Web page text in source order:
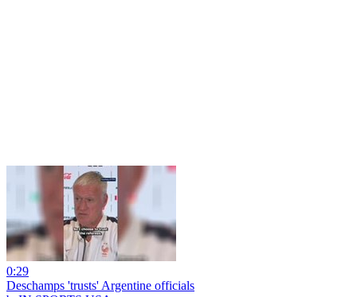
0:29
Deschamps 'trusts' Argentine officials